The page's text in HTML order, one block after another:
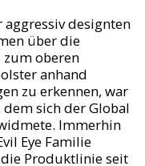
designten
über die
zum oberen
anhand
zu erkennen, war
sich der Global
Immerhin
Eye Familie
Produktlinie seit